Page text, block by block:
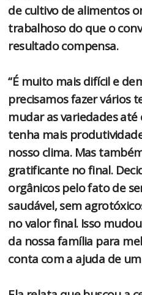
de cultivo de alimentos
trabalhoso do que o
resultado compensa.
“É muito mais difícil e
precisamos fazer vários
mudar as variedades
tenha mais
nosso clima. Mas
gratificante no final.
orgânicos pelo fato de
saudável, sem
no valor final. Isso
da nossa família para
conta com a ajuda de